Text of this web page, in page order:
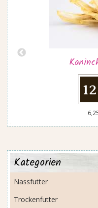
Kategorien
Nassfutter
Trockenfutter